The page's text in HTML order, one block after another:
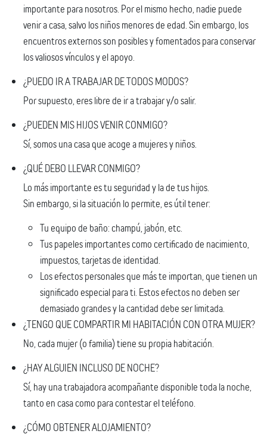
importante para nosotros. Por el mismo hecho, nadie puede
venir a casa, salvo los niños menores de edad. Sin embargo, los
encuentros externos son posibles y fomentados para conservar
los valiosos vínculos y el apoyo.
¿PUEDO IR A TRABAJAR DE TODOS MODOS?
Por supuesto, eres libre de ir a trabajar y/o salir.
¿PUEDEN MIS HIJOS VENIR CONMIGO?
Sí, somos una casa que acoge a mujeres y niños.
¿QUÉ DEBO LLEVAR CONMIGO?
Lo más importante es tu seguridad y la de tus hijos.
Sin embargo, si la situación lo permite, es útil tener:
Tu equipo de baño: champú, jabón, etc.
Tus papeles importantes como certificado de nacimiento,
impuestos, tarjetas de identidad.
Los efectos personales que más te importan, que tienen un
significado especial para ti. Estos efectos no deben ser
demasiado grandes y la cantidad debe ser limitada.
¿TENGO QUE COMPARTIR MI HABITACIÓN CON OTRA MUJER?
No, cada mujer (o familia) tiene su propia habitación.
¿HAY ALGUIEN INCLUSO DE NOCHE?
Sí, hay una trabajadora acompañante disponible toda la noche,
tanto en casa como para contestar el teléfono.
¿CÓMO OBTENER ALOJAMIENTO?